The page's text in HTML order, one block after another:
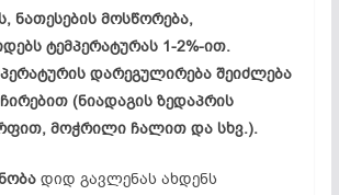
ნათესების მოსწორება,
ტემპერატურას 1-2%-ით.
დარეგულირება შეიძლება
(ნიადაგის ზედაპრის
მოჭრილი ჩალით და სხვ.).
დიდ გავლენას ახდენს